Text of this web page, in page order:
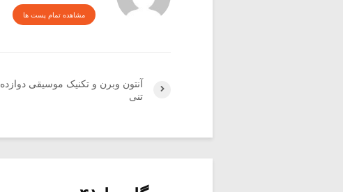
مشاهده تمام پست ها
آنتون وبرن و تکنیک موسیقی دوازده
تنی